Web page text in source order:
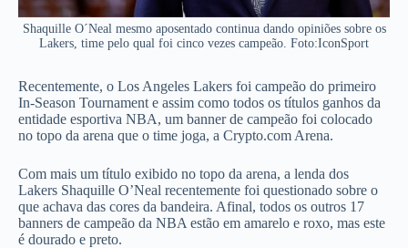
Shaquille O´Neal mesmo aposentado continua dando opiniões sobre os
Lakers, time pelo qual foi cinco vezes campeão. Foto:IconSport
Recentemente, o Los Angeles Lakers foi campeão do primeiro
In-Season Tournament e assim como todos os títulos ganhos da
entidade esportiva NBA, um banner de campeão foi colocado
no topo da arena que o time joga, a Crypto.com Arena.
Com mais um título exibido no topo da arena, a lenda dos
Lakers Shaquille O’Neal recentemente foi questionado sobre o
que achava das cores da bandeira. Afinal, todos os outros 17
banners de campeão da NBA estão em amarelo e roxo, mas este
é dourado e preto.